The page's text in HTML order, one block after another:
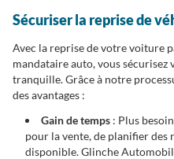
Sécuriser la reprise de
Avec la reprise de votre voiture
mandataire auto, vous
tranquille. Grâce à notre
des avantages :
Gain de temps : Plus
pour la vente, de planifier des
disponible. Glinche